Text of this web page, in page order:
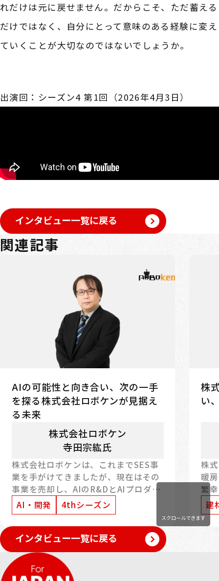
れだけは元に戻せません。だからこそ、ただ蓄える
だけではなく、自分にとって意味のある経験に変え
ていくことが大切なのではないでしょうか。
出演回：シーズン4 第1回（2026年4月3日）
インタビュー一覧に戻る
関連記事
AIの可能性と向き合い、次の一手
を探る――株式会社ロボケンが見据え
る未来
株式会社ロボケン
寺田宗紘氏
株式会社ロボケンは、これまでSES事
業を手がけてきましたが、現在はその
事業を売却し、AIのR&DとAIプロダク
ト開発へと軸足を移しています。大き
な転換期の中で、寺田氏はAIが社会に
もたらす変化を見据えながら、複数の
プロジェクトを立ち上げ、次の事業の
形を模索しています。今回は、現在の
事業内容や会社の強み、経営判断の
軸、今後の展望について伺いました。
AI・開発 4thシーズン
株
い
株
暖
繁
前
は
を
建
スクロールできます
インタビュー一覧に戻る